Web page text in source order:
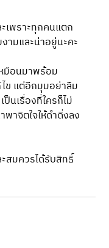
เพราะทุกคนแตก
ามและน่าอยู่นะคะ
มือนมาพร้อม
ข แต่อีกมุมอย่าลืม
ป็นเรื่องที่ใครก็ไม่
พาจิตใจให้ดำดิ่งลง
สมควรได้รับสิทธิ์